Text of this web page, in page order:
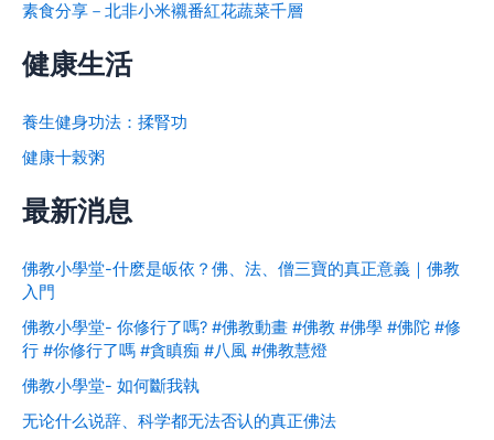
素食分享－北非小米襯番紅花蔬菜千層
健康生活
養生健身功法：揉腎功
健康十榖粥
最新消息
佛教小學堂-什麽是皈依？佛、法、僧三寶的真正意義｜佛教
入門
佛教小學堂- 你修行了嗎? #佛教動畫 #佛教 #佛學 #佛陀 #修
行 #你修行了嗎 #貪瞋痴 #八風 #佛教慧燈
佛教小學堂- 如何斷我執
无论什么说辞、科学都无法否认的真正佛法